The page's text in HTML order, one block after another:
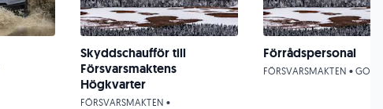
Skyddschaufför till
Försvarsmaktens
Högkvarter
FÖRSVARSMAKTEN •
Förrådspersonal
FÖRSVARSMAKTEN •